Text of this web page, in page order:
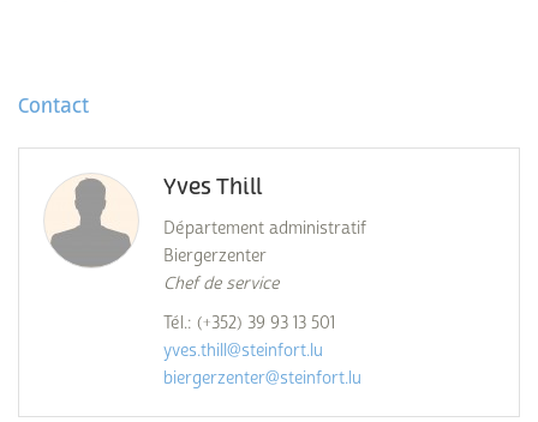
Contact
Yves Thill
Département administratif
Biergerzenter
Chef de service
Tél.: (+352) 39 93 13 501
yves.thill@steinfort.lu
biergerzenter@steinfort.lu